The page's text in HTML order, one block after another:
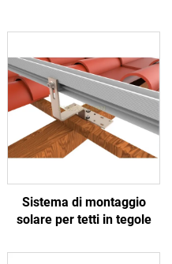
Sistema di montaggio
solare per tetti in tegole